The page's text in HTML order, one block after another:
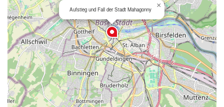
Aufstieg und Fall der Stadt Mahagonny ×